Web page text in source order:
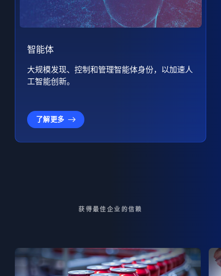
智能体
大规模发现、控制和管理智能体身份，以加速人
工智能创新。
了解更多
获得最佳企业的信赖